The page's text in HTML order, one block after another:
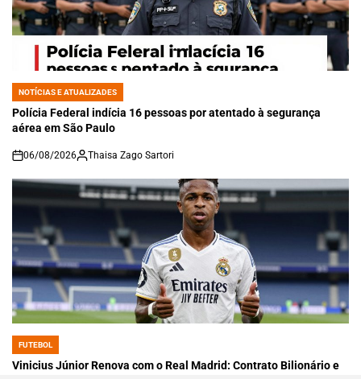
POSTED
IN
NOTÍCIAS E ATUALIZADES
Polícia Federal indícia 16 pessoas por atentado à segurança
aérea em São Paulo
on
06/08/2026 Thaisa Zago Sartori
POSTED
IN
FUTEBOL
Vinicius Júnior Renova com o Real Madrid: Contrato Bilionário e